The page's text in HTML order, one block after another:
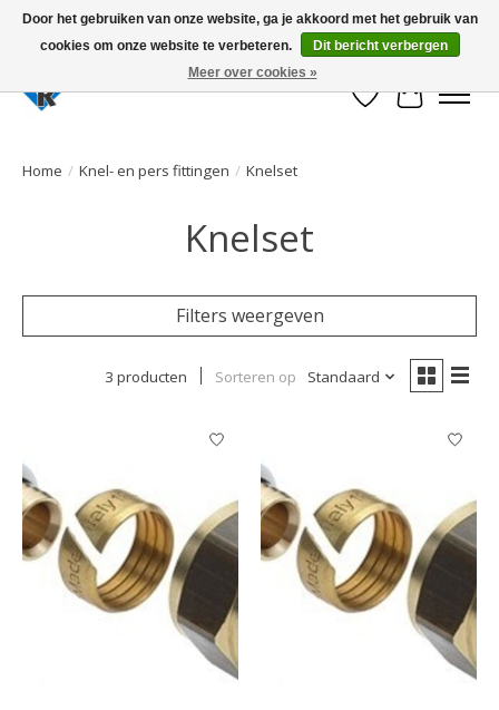
Large selection of products and fast shipping!
Verlanglijst
Home / Knel- en pers fittingen / Knelset
Knelset
Filters weergeven
3 producten Sorteren op Standaard
Door het gebruiken van onze website, ga je akkoord met het gebruik van
cookies om onze website te verbeteren.
Dit bericht verbergen
Meer over cookies »